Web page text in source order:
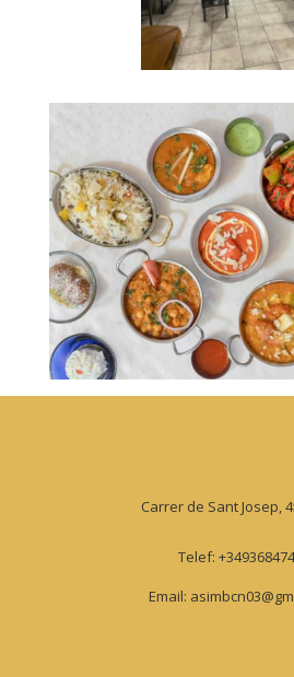
Carrer de Sant Josep,
Telef:
Email: